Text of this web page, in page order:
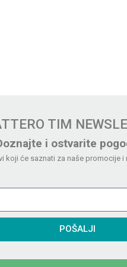
TIM
i ostvarite
koji će saznati za naše promocije i
POŠALJI